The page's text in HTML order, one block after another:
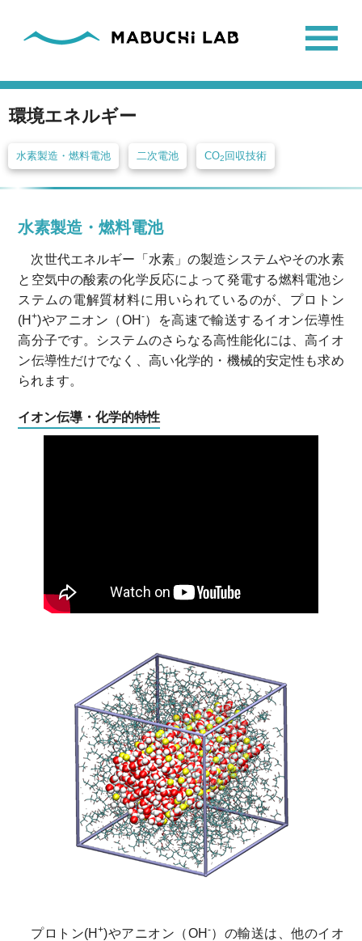
環境エネルギー
水素製造・燃料電池 二次電池 CO2 回収技術
水素製造・燃料電池
次世代エネルギー「水素」の製造システムやその水素
と空気中の酸素の化学反応によって発電する燃料電池シ
ステムの電解質材料に用いられているのが、プロトン
(H+)やアニオン（OH -）を高速で輸送するイオン伝導性
高分子です。システムのさらなる高性能化には、高イオ
ン伝導性だけでなく、高い化学的・機械的安定性も求め
られます。
イオン伝導・化学的特性
プロトン(H+)やアニオン（OH -）の輸送は、他のイオ